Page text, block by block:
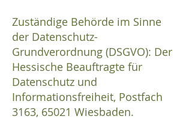
Zuständige Behörde im Sinne
der Datenschutz-
Grundverordnung (DSGVO): Der
Hessische Beauftragte für
Datenschutz und
Informationsfreiheit, Postfach
3163, 65021 Wiesbaden.